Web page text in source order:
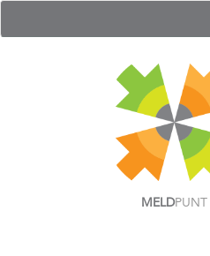
MELDPUNT